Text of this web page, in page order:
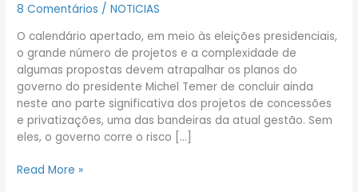
8 Comentários /NOTICIAS
O calendário apertado, em meio às eleições presidenciais,
o grande número de projetos e a complexidade de
algumas propostas devem atrapalhar os planos do
governo do presidente Michel Temer de concluir ainda
neste ano parte significativa dos projetos de concessões
e privatizações, uma das bandeiras da atual gestão. Sem
eles, o governo corre o risco […]
não
sair
este
ano,
preveem
analistas
Read More »